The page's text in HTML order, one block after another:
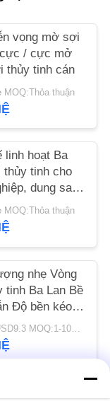
vọng mờ sợi
/ cực mở
thủy tinh cán
MOQ:Thỏa thuận
linh hoạt Ba
tinh cho
dung sai
± 0,10mm
MOQ:Thỏa thuận
nhẹ Vòng
tinh Ba Lan Bề
Độ bền kéo
USD6.2-USD9.3 MOQ:1-10pcs